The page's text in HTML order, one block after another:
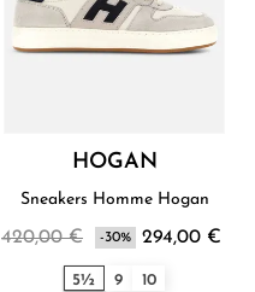
HOGAN
Sneakers Homme Hogan
420,00 € -30% 294,00 €
5½ 9 10